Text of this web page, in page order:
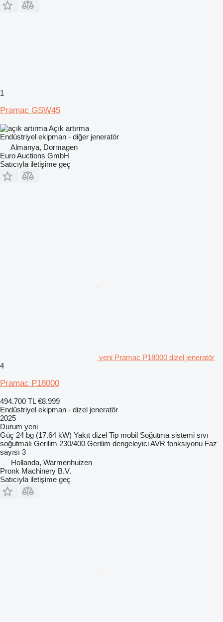
1
Pramac GSW45
Açık artırma
Endüstriyel ekipman - diğer jeneratör
Almanya, Dormagen
Euro Auctions GmbH
Satıcıyla iletişime geç
yeni Pramac P18000 dizel jeneratör
4
Pramac P18000
494.700 TL €8.999
Endüstriyel ekipman - dizel jeneratör
2025
Durum yeni
Güç 24 bg (17.64 kW) Yakıt dizel Tip mobil Soğutma sistemi sıvı
soğutmalı Gerilim 230/400 Gerilim dengeleyiciAVR fonksiyonu Faz
sayısı 3
Hollanda, Warmenhuizen
Pronk Machinery B.V.
Satıcıyla iletişime geç